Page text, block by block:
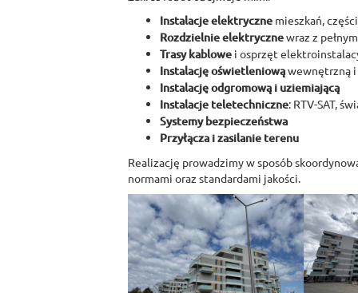
Instalacje elektryczne mieszkań,
Rozdzielnie elektrycznewraz z
Trasy kablowe i osprzęt
Instalację oświetleniowąwewnętrzną
Instalację odgromową i uziemiającą
Instalacje teletechniczne: RTV-SAT,
Systemy bezpieczeństwa
Przyłącza i zasilanie terenu
Realizację prowadzimy w sposób
normami oraz standardami jakości.